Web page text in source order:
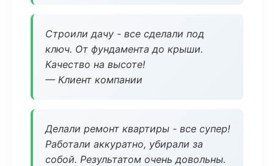
Строили дачу - все сделали под
ключ. От фундамента до крыши.
Качество на высоте!
— Клиент компании
Делали ремонт квартиры - все супер!
Работали аккуратно, убирали за
собой. Результатом очень довольны.